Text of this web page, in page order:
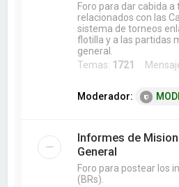
Foro para dar cabida
relacionados con las
sistema de torneos
flotilla y a las partidas
general.
Temas: 1721
Moderador:
Informes de
General
Foro para postear los
(BRs).